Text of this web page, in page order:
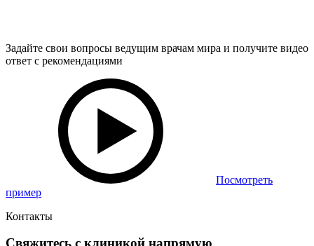
Задайте свои вопросы ведущим врачам мира и получите видео
ответ с рекомендациями
Посмотреть
пример
Контакты